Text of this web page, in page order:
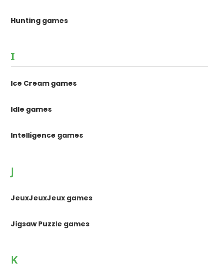
Hunting games
I
Ice Cream games
Idle games
Intelligence games
J
JeuxJeuxJeux games
Jigsaw Puzzle games
K